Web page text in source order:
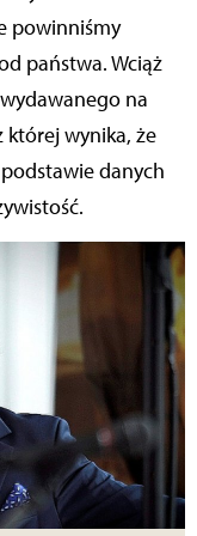
powinniśmy
państwa. Wciąż
na
której wynika, że
danych